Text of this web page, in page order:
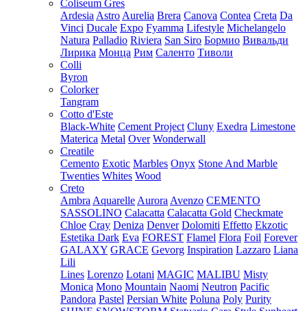
Coliseum Gres
Ardesia Astro Aurelia Brera Canova Contea Creta Da
Vinci Ducale Expo Fyamma Lifestyle Michelangelo
Natura Palladio Riviera San Siro Бормио Вивальди
Лирика Монца Рим Саленто Тиволи
Colli
Byron
Colorker
Tangram
Cotto d'Este
Black-White Cement Project Cluny Exedra Limestone
Materica Metal Over Wonderwall
Creatile
Cemento Exotic Marbles Onyx Stone And Marble
Twenties Whites Wood
Creto
Ambra Aquarelle Aurora Avenzo CEMENTO
SASSOLINO Calacatta Calacatta Gold Checkmate
Chloe Cray Deniza Denver Dolomiti Effetto Ekzotic
Estetika Dark Eva FOREST Flamel Flora Foil Forever
GALAXY GRACE Gevorg Inspiration Lazzaro Liana
Lili
Lines Lorenzo Lotani MAGIC MALIBU Misty
Monica Mono Mountain Naomi Neutron Pacific
Pandora Pastel Persian White Poluna Poly Purity